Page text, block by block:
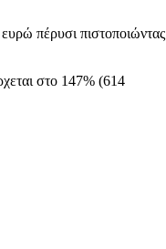
πέρυσι πιστοποιώντας
στο 147% (614